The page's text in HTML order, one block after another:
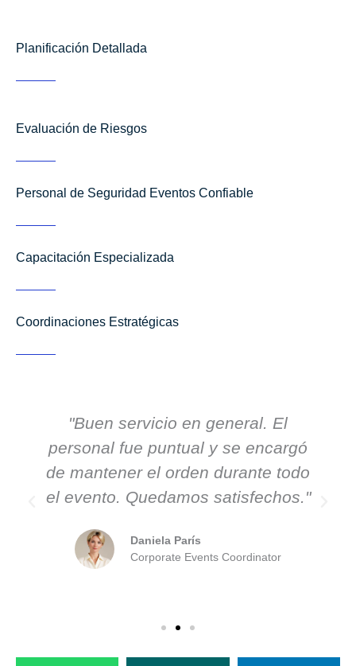
Planificación Detallada
Evaluación de Riesgos
Personal de Seguridad Eventos Confiable
Capacitación Especializada
Coordinaciones Estratégicas
"Buen servicio en general. El
personal fue puntual y se encargó
de mantener el orden durante todo
el evento. Quedamos satisfechos."
Daniela París
Corporate Events Coordinator